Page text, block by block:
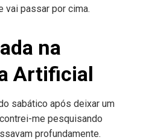
vai passar por cima.
na
Artificial
sabático após deixar um
me pesquisando
profundamente.